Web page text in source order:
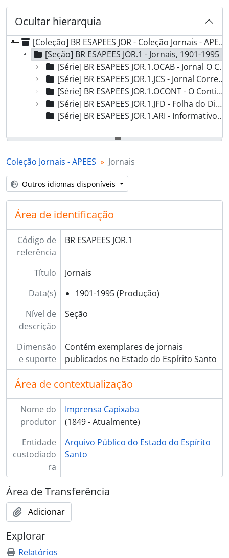
Ocultar hierarquia
[Coleção] BR ESAPEES JOR - Coleção Jornais - APEES, 1901-2000
[Seção] BR ESAPEES JOR.1 - Jornais, 1901-1995
[Série] BR ESAPEES JOR.1.OCAB - Jornal O Caboclo, 1901-1902
[Série] BR ESAPEES JOR.1.JCS - Jornal Correio do Sul, 1928 - 1994
[Série] BR ESAPEES JOR.1.OCONT - O Continente, 1953 - 1955
[Série] BR ESAPEES JOR.1.JFD - Folha do Dia, 1960 - 1961
[Série] BR ESAPEES JOR.1.ARI - Informativos "O Encontro" - Aribiri, 1973
Coleção Jornais - APEES Jornais
Outros idiomas disponíveis
Área de identificação
Código de
referência
BR ESAPEES JOR.1
Título
Jornais
Data(s)
1901-1995 (Produção)
Nível de
descrição
Seção
Dimensão
e suporte
Contém exemplares de jornais
publicados no Estado do Espírito Santo
Área de contextualização
Nome do
produtor
Imprensa Capixaba
(1849 - Atualmente)
Entidade
custodiado
ra
Arquivo Público do Estado do Espírito
Santo
Área de Transferência
Adicionar
Explorar
Relatórios